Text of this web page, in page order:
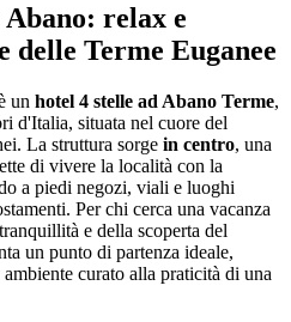
relax e
delle Terme Euganee
un hotel 4 stelle ad Abano Terme,
d'Italia, situata nel cuore del
La struttura sorge in centro, una
di vivere la località con la
a piedi negozi, viali e luoghi
Per chi cerca una vacanza
e della scoperta del
un punto di partenza ideale,
curato alla praticità di una